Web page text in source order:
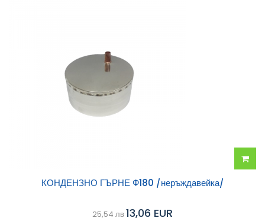
КОНДЕНЗНО ГЪРНЕ Ф180 /неръждавейка/
25,54 лв13,06 EUR